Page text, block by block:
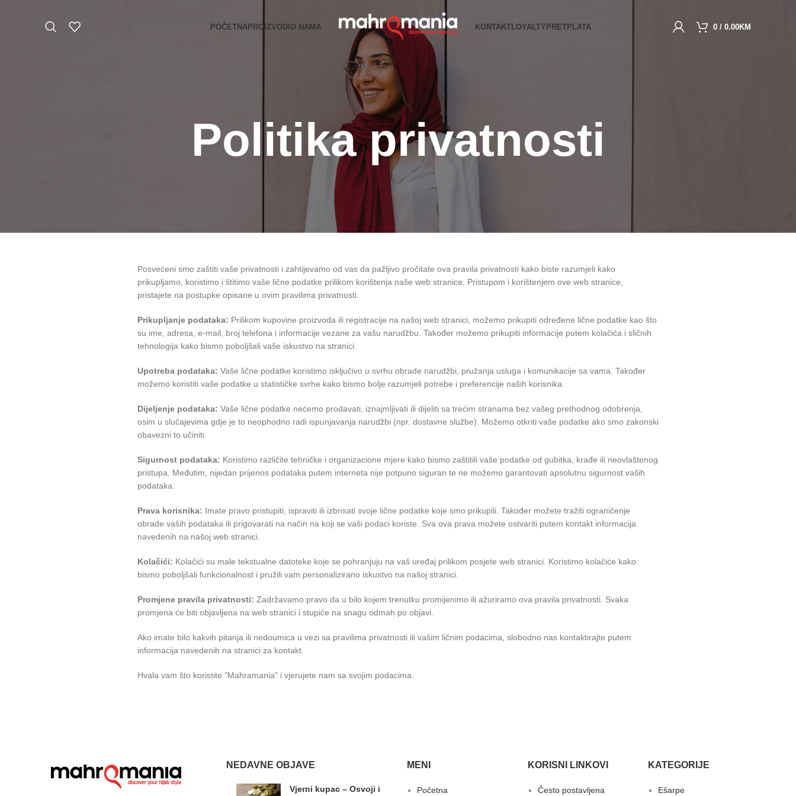
POČETNAPROIZVODIO NAMA KONTAKTLOYALTYPRETPLATA 0 / 0.00KM
Politika privatnosti
Posvećeni smo zaštiti vaše privatnosti i zahtijevamo od vas da pažljivo pročitate ova pravila privatnosti kako biste razumjeli kako
prikupljamo, koristimo i štitimo vaše lične podatke prilikom korištenja naše web stranice. Pristupom i korištenjem ove web stranice,
pristajete na postupke opisane u ovim pravilima privatnosti.
Prikupljanje podataka: Prilikom kupovine proizvoda ili registracije na našoj web stranici, možemo prikupiti određene lične podatke kao što
su ime, adresa, e-mail, broj telefona i informacije vezane za vašu narudžbu. Također možemo prikupiti informacije putem kolačića i sličnih
tehnologija kako bismo poboljšali vaše iskustvo na stranici.
Upotreba podataka: Vaše lične podatke koristimo isključivo u svrhu obrade narudžbi, pružanja usluga i komunikacije sa vama. Također
možemo koristiti vaše podatke u statističke svrhe kako bismo bolje razumjeli potrebe i preferencije naših korisnika.
Dijeljenje podataka: Vaše lične podatke nećemo prodavati, iznajmljivati ili dijeliti sa trećim stranama bez vašeg prethodnog odobrenja,
osim u slučajevima gdje je to neophodno radi ispunjavanja narudžbi (npr. dostavne službe). Možemo otkriti vaše podatke ako smo zakonski
obavezni to učiniti.
Sigurnost podataka: Koristimo različite tehničke i organizacione mjere kako bismo zaštitili vaše podatke od gubitka, krađe ili neovlaštenog
pristupa. Međutim, nijedan prijenos podataka putem interneta nije potpuno siguran te ne možemo garantovati apsolutnu sigurnost vaših
podataka.
Prava korisnika: Imate pravo pristupiti, ispraviti ili izbrisati svoje lične podatke koje smo prikupili. Također možete tražiti ograničenje
obrade vaših podataka ili prigovarati na način na koji se vaši podaci koriste. Sva ova prava možete ostvariti putem kontakt informacija
navedenih na našoj web stranici.
Kolačići: Kolačići su male tekstualne datoteke koje se pohranjuju na vaš uređaj prilikom posjete web stranici. Koristimo kolačiće kako
bismo poboljšali funkcionalnost i pružili vam personalizirano iskustvo na našoj stranici.
Promjene pravila privatnosti: Zadržavamo pravo da u bilo kojem trenutku promijenimo ili ažuriramo ova pravila privatnosti. Svaka
promjena će biti objavljena na web stranici i stupiće na snagu odmah po objavi.
Ako imate bilo kakvih pitanja ili nedoumica u vezi sa pravilima privatnosti ili vašim ličnim podacima, slobodno nas kontaktirajte putem
informacija navedenih na stranici za kontakt.
Hvala vam što koristite "Mahramania" i vjerujete nam sa svojim podacima.
NEDAVNE OBJAVE
Vjerni kupac – Osvoji i
MENI
Početna
KORISNI LINKOVI
Često postavljena
KATEGORIJE
Ešarpe